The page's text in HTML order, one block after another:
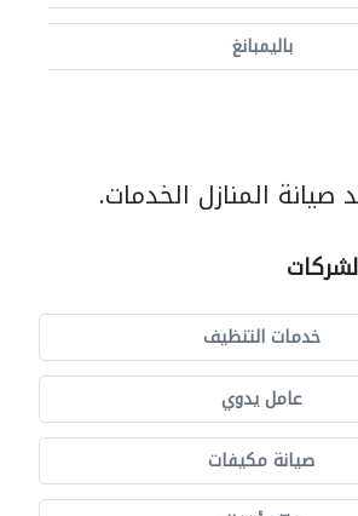
باليمبانغ
المنازل الخدمات.
خدمات التنظيف
عامل يدوي
صيانة مكيفات